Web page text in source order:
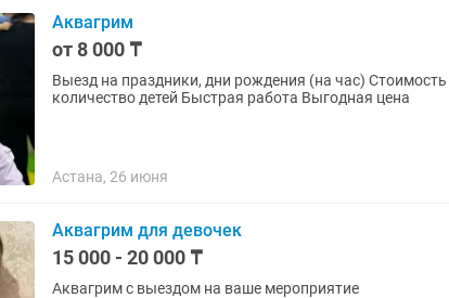
Аквагрим
от 8 000 ₸
Выезд на праздники, дни рождения (на час) Стоимость начиная с 8000 тг смотря на
количество детей Быстрая работа Выгодная цена
Астана, 26 июня
Аквагрим для девочек
15 000 - 20 000 ₸
Аквагрим с выездом на ваше мероприятие